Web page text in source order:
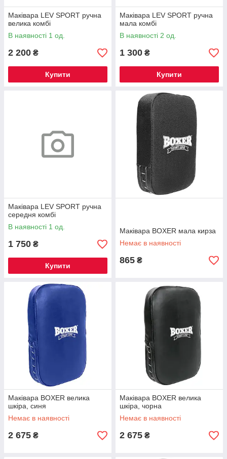
Маківара LEV SPORT ручна
велика комбі
В наявності 1 од.
2 200 ₴
Купити
Маківара LEV SPORT ручна
мала комбі
В наявності 2 од.
1 300 ₴
Купити
Маківара LEV SPORT ручна
середня комбі
В наявності 1 од.
1 750 ₴
Купити
Маківара BOXER мала кирза
Немає в наявності
865 ₴
Маківара BOXER велика
шкіра, синя
Немає в наявності
2 675 ₴
Маківара BOXER велика
шкіра, чорна
Немає в наявності
2 675 ₴